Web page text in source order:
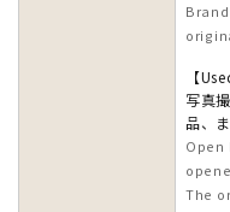
【
写真
品、
Open
The